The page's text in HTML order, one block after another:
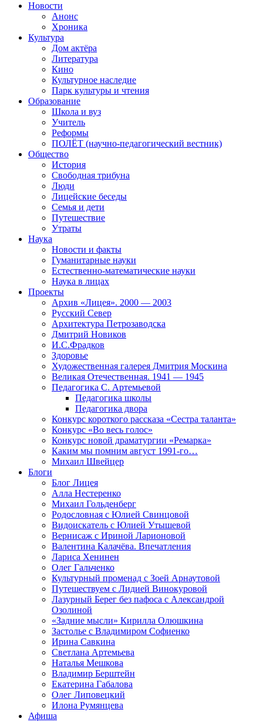
Новости
Анонс
Хроника
Культура
Дом актёра
Литература
Кино
Культурное наследие
Парк культуры и чтения
Образование
Школа и вуз
Учитель
Реформы
ПОЛЁТ (научно-педагогический вестник)
Общество
История
Свободная трибуна
Люди
Лицейские беседы
Семья и дети
Путешествие
Утраты
Наука
Новости и факты
Гуманитарные науки
Естественно-математические науки
Наука в лицах
Проекты
Архив «Лицея». 2000 — 2003
Русский Север
Архитектура Петрозаводска
Дмитрий Новиков
И.С.Фрадков
Здоровье
Художественная галерея Дмитрия Москина
Великая Отечественная. 1941 — 1945
Педагогика С. Артемьевой
Педагогика школы
Педагогика двора
Конкурс короткого рассказа «Сестра таланта»
Конкурс «Во весь голос»
Конкурс новой драматургии «Ремарка»
Каким мы помним август 1991-го…
Михаил Швейцер
Блоги
Блог Лицея
Алла Нестеренко
Михаил Гольденберг
Родословная с Юлией Свинцовой
Видоискатель с Юлией Утышевой
Вернисаж с Ириной Ларионовой
Валентина Калачёва. Впечатления
Лариса Хенинен
Олег Гальченко
Культурный променад с Зоей Арнаутовой
Путешествуем с Лидией Винокуровой
Лазурный Берег без пафоса с Александрой
Озолиной
«Задние мысли» Кирилла Олюшкина
Застолье с Владимиром Софиенко
Ирина Савкина
Светлана Артемьева
Наталья Мешкова
Владимир Берштейн
Екатерина Габалова
Олег Липовецкий
Илона Румянцева
Афиша